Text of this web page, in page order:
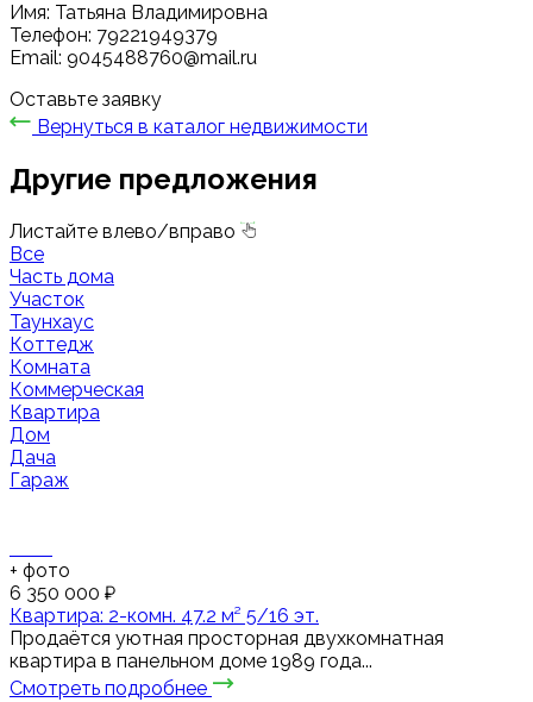
Имя: Татьяна Владимировна
Телефон: 79221949379
Email: 9045488760@mail.ru
Оставьте заявку
Вернуться в каталог недвижимости
Другие предложения
Листайте влево/вправо
Все
Часть дома
Участок
Таунхаус
Коттедж
Комната
Коммерческая
Квартира
Дом
Дача
Гараж
+ фото
6 350 000 ₽
Квартира: 2-комн. 47.2 м² 5/16 эт.
Продаётся уютная просторная двухкомнатная
квартира в панельном доме 1989 года...
Смотреть подробнее